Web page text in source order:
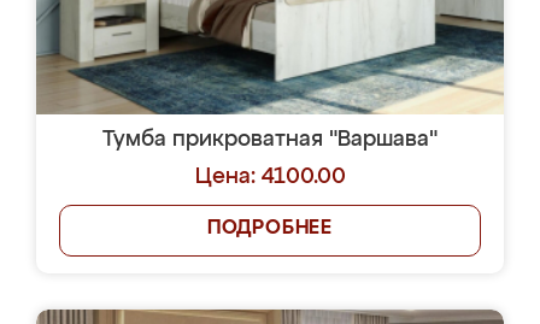
Тумба прикроватная "Варшава"
Цена: 4100.00
ПОДРОБНЕЕ